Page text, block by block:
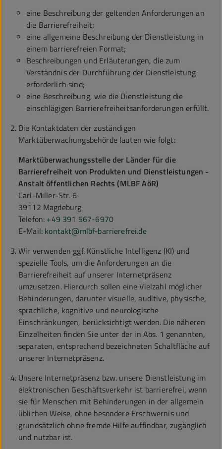
eine Beschreibung der geltenden Anforderungen an
die Barrierefreiheit;
eine allgemeine Beschreibung der Dienstleistung in
einem barrierefreien Format;
Beschreibungen und Erläuterungen, die zum
Verständnis der Durchführung der Dienstleistung
erforderlich sind;
eine Beschreibung, wie die Dienstleistung die
einschlägigen Barrierefreiheitsanforderungen erfüllt.
Die Kontaktdaten der zuständigen
Marktüberwachungsbehörde lauten wie folgt:
Marktüberwachungsstelle der Länder für die
Barrierefreiheit von Produkten und Dienstleistungen -
Anstalt öffentlichen Rechts (MLBF AöR)
Carl-Miller-Str. 6
39112 Magdeburg
Telefon: +49 391 567-6970
E-Mail: kontakt@mlbf-barrierefrei.de
Wir verwenden ggf. Künstliche Intelligenz (KI) und
spezielle Tools, um die Anforderungen an die
Barrierefreiheit auf unserer Internetpräsenz
umzusetzen. Hierdurch sollen eine Vielzahl möglicher
Behinderungen, darunter visuelle, auditive, physische,
sprachliche, kognitive und neurologische
Einschränkungen, berücksichtigt werden. Die näheren
Einzelheiten finden Sie unter der in Abs. 1 genannten,
separaten, entsprechend bezeichneten Schaltfläche auf
unserer Internetpräsenz.
Unsere Internetpräsenz bzw. unsere Dienstleistung im
elektronischen Geschäftsverkehr ist barrierefrei, wenn
sie für Menschen mit Behinderungen in der allgemein
üblichen Weise, ohne besondere Erschwernis und
grundsätzlich ohne fremde Hilfe auffindbar, zugänglich
und nutzbar ist.